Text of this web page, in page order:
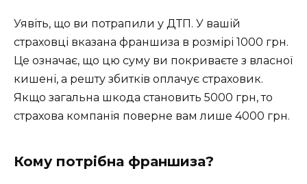
Уявіть, що ви потрапили у ДТП. У вашій
страховці вказана франшиза в розмірі 1000 грн.
Це означає, що цю суму ви покриваєте з власної
кишені, а решту збитків оплачує страховик.
Якщо загальна шкода становить 5000 грн, то
страхова компанія поверне вам лише 4000 грн.
Кому потрібна франшиза?